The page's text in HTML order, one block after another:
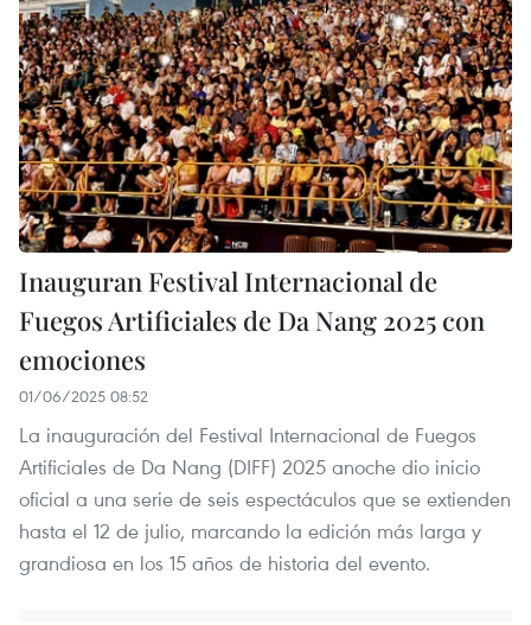
Inauguran Festival Internacional de
Fuegos Artificiales de Da Nang 2025 con
emociones
01/06/2025 08:52
La inauguración del Festival Internacional de Fuegos
Artificiales de Da Nang (DIFF) 2025 anoche dio inicio
oficial a una serie de seis espectáculos que se extienden
hasta el 12 de julio, marcando la edición más larga y
grandiosa en los 15 años de historia del evento.